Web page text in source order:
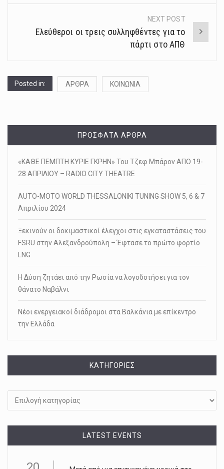
NEXT POST
Ελεύθεροι οι τρεις συλληφθέντες για το
πάρτι στο ΑΠΘ
Posted in: ΑΡΘΡΑ ΚΟΙΝΩΝΙΑ
ΠΡΌΣΦΑΤΑ ΆΡΘΡΑ
«ΚΑΘΕ ΠΕΜΠΤΗ ΚΥΡΙΕ ΓΚΡΗΝ» Του Τζεφ Μπάρον ΑΠΟ 19-
28 ΑΠΡΙΛΙΟΥ – RADIO CITY THEATRE
AUTO-MOTO WORLD THESSALONIKI TUNING SHOW 5, 6 & 7
Απριλίου 2024
Ξεκινούν οι δοκιμαστικοί έλεγχοι στις εγκαταστάσεις του
FSRU στην Αλεξανδρούπολη – Έφτασε το πρώτο φορτίο
LNG
Η Δύση ζητάει από την Ρωσία να λογοδοτήσει για τον
θάνατο Ναβάλνι
Νέοι ενεργειακοί διάδρομοι στα Βαλκάνια με επίκεντρο
την Ελλάδα
KΑΤΗΓΟΡΊΕΣ
LATEST EVENTS